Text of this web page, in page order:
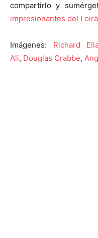
compartirlo y
impresionantes del Loira
Imágenes: Richard
Ali, Douglas Crabbe,